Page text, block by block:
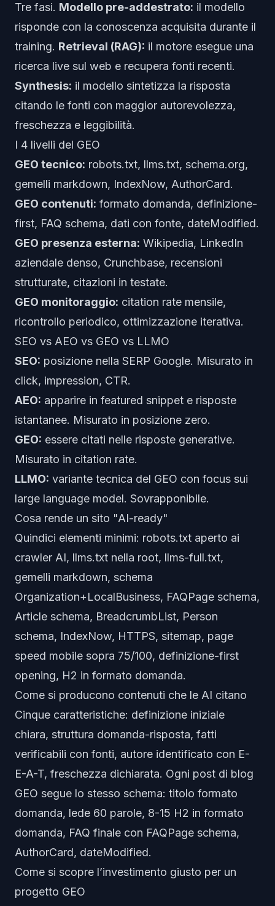
Tre fasi. Modello pre-addestrato: il modello
risponde con la conoscenza acquisita durante il
training. Retrieval (RAG): il motore esegue una
ricerca live sul web e recupera fonti recenti.
Synthesis: il modello sintetizza la risposta
citando le fonti con maggior autorevolezza,
freschezza e leggibilità.
I 4 livelli del GEO
GEO tecnico: robots.txt, llms.txt, schema.org,
gemelli markdown, IndexNow, AuthorCard.
GEO contenuti: formato domanda, definizione-
first, FAQ schema, dati con fonte, dateModified.
GEO presenza esterna: Wikipedia, LinkedIn
aziendale denso, Crunchbase, recensioni
strutturate, citazioni in testate.
GEO monitoraggio: citation rate mensile,
ricontrollo periodico, ottimizzazione iterativa.
SEO vs AEO vs GEO vs LLMO
SEO: posizione nella SERP Google. Misurato in
click, impression, CTR.
AEO: apparire in featured snippet e risposte
istantanee. Misurato in posizione zero.
GEO: essere citati nelle risposte generative.
Misurato in citation rate.
LLMO: variante tecnica del GEO con focus sui
large language model. Sovrapponibile.
Cosa rende un sito "AI-ready"
Quindici elementi minimi: robots.txt aperto ai
crawler AI, llms.txt nella root, llms-full.txt,
gemelli markdown, schema
Organization+LocalBusiness, FAQPage schema,
Article schema, BreadcrumbList, Person
schema, IndexNow, HTTPS, sitemap, page
speed mobile sopra 75/100, definizione-first
opening, H2 in formato domanda.
Come si producono contenuti che le AI citano
Cinque caratteristiche: definizione iniziale
chiara, struttura domanda-risposta, fatti
verificabili con fonti, autore identificato con E-
E-A-T, freschezza dichiarata. Ogni post di blog
GEO segue lo stesso schema: titolo formato
domanda, lede 60 parole, 8-15 H2 in formato
domanda, FAQ finale con FAQPage schema,
AuthorCard, dateModified.
Come si scopre l’investimento giusto per un
progetto GEO